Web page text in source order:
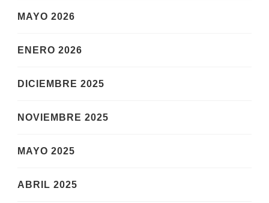
MAYO 2026
ENERO 2026
DICIEMBRE 2025
NOVIEMBRE 2025
MAYO 2025
ABRIL 2025